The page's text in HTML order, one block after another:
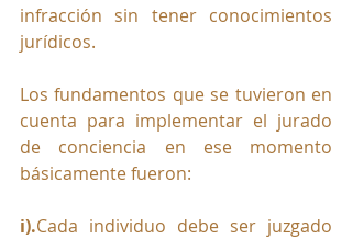
infracción sin tener conocimientos
jurídicos.
Los fundamentos que se tuvieron en
cuenta para implementar el jurado
de conciencia en ese momento
básicamente fueron:
i).Cada individuo debe ser juzgado